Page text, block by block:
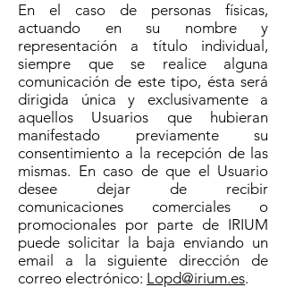
En el caso de personas físicas,
actuando en su nombre y
representación a título individual,
siempre que se realice alguna
comunicación de este tipo, ésta será
dirigida única y exclusivamente a
aquellos Usuarios que hubieran
manifestado previamente su
consentimiento a la recepción de las
mismas. En caso de que el Usuario
desee dejar de recibir
comunicaciones comerciales o
promocionales por parte de IRIUM
puede solicitar la baja enviando un
email a la siguiente dirección de
correo electrónico: Lopd@irium.es.